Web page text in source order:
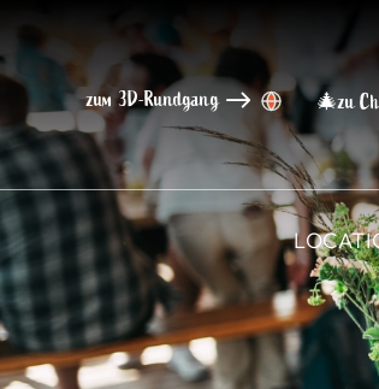
zum 3D-Rundgang 🎄zu